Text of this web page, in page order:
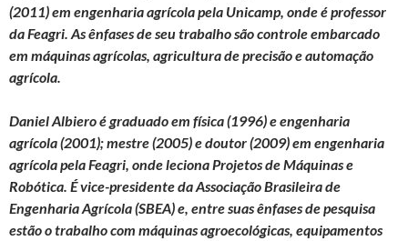
(2011) em engenharia agrícola pela Unicamp, onde é professor
da Feagri. As ênfases de seu trabalho são controle embarcado
em máquinas agrícolas, agricultura de precisão e automação
agrícola.
Daniel Albiero é graduado em física (1996) e engenharia
agrícola (2001); mestre (2005) e doutor (2009) em engenharia
agrícola pela Feagri, onde leciona Projetos de Máquinas e
Robótica. É vice-presidente da Associação Brasileira de
Engenharia Agrícola (SBEA) e, entre suas ênfases de pesquisa
estão o trabalho com máquinas agroecológicas, equipamentos